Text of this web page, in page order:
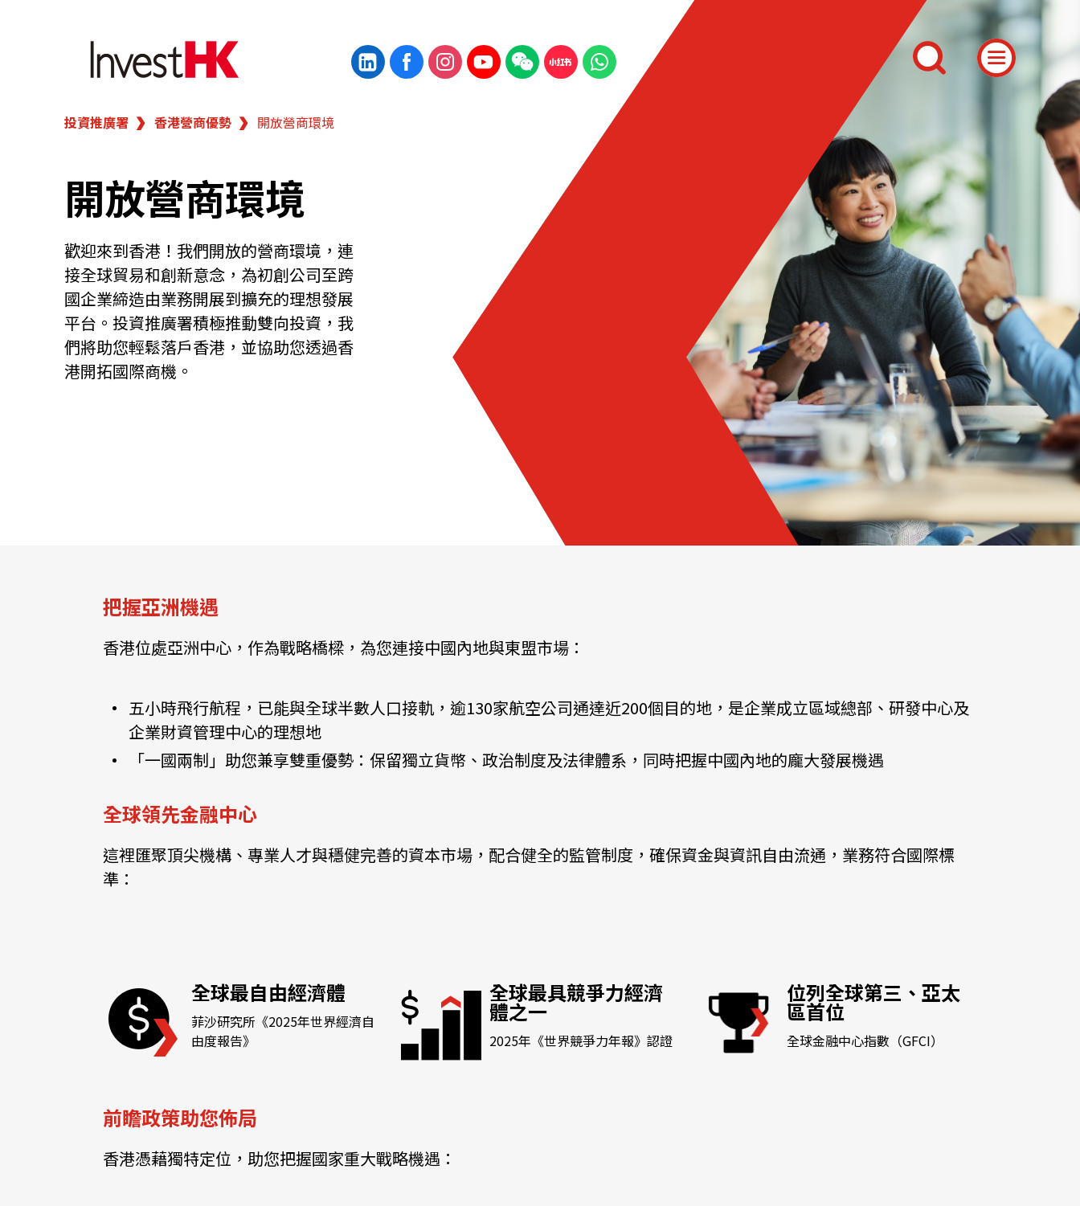
繁 简
我們的客戶
新聞及活動
業務領域
在港開業
快速連結
資源中心 常見問題 商業機遇﹕政府招標公告 推薦表格 其他語文內容 招聘
關聯網站
投資推廣署 香港營商優勢 開放營商環境
開放營商環境
歡迎來到香港！我們開放的營商環境，連
接全球貿易和創新意念，為初創公司至跨
國企業締造由業務開展到擴充的理想發展
平台。投資推廣署積極推動雙向投資，我
們將助您輕鬆落戶香港，並協助您透過香
港開拓國際商機。
把握亞洲機遇
香港位處亞洲中心，作為戰略橋樑，為您連接中國內地與東盟市場：
五小時飛行航程，已能與全球半數人口接軌，逾130家航空公司通達近200個目的地，是企業成立區域總部、研發中心及
企業財資管理中心的理想地
「一國兩制」助您兼享雙重優勢：保留獨立貨幣、政治制度及法律體系，同時把握中國內地的龐大發展機遇
全球領先金融中心
這裡匯聚頂尖機構、專業人才與穩健完善的資本市場，配合健全的監管制度，確保資金與資訊自由流通，業務符合國際標
準：
全球最自由經濟體
菲沙研究所《2025年世界經濟自
由度報告》
全球最具競爭力經濟
體之一
2025年《世界競爭力年報》認證
位列全球第三、亞太
區首位
全球金融中心指數（GFCI）
前瞻政策助您佈局
香港憑藉獨特定位，助您把握國家重大戰略機遇：